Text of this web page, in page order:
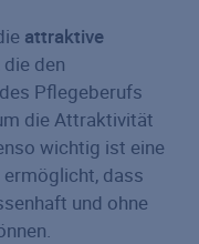
attraktive
den
Pflegeberufs
die Attraktivität
wichtig ist eine
dass
und ohne